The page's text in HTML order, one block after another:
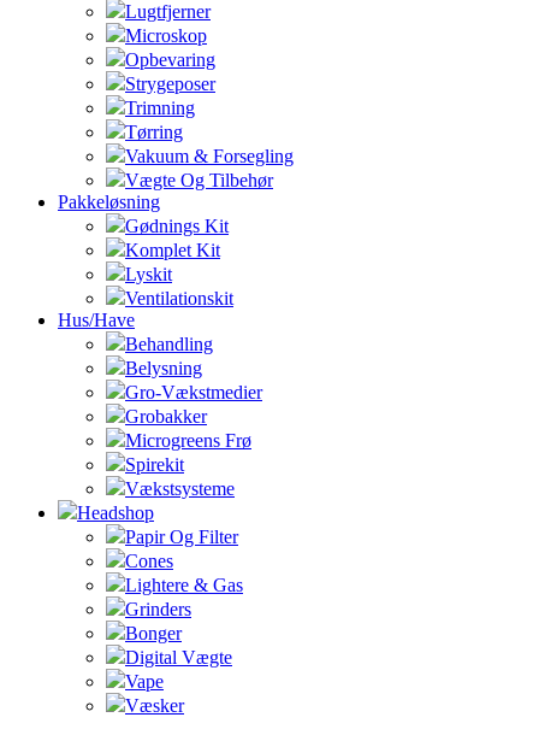
Lugtfjerner
Microskop
Opbevaring
Strygeposer
Trimning
Tørring
Vakuum & Forsegling
Vægte Og Tilbehør
Pakkeløsning
Gødnings Kit
Komplet Kit
Lyskit
Ventilationskit
Hus/Have
Behandling
Belysning
Gro-Vækstmedier
Grobakker
Microgreens Frø
Spirekit
Vækstsysteme
Headshop
Papir Og Filter
Cones
Lightere & Gas
Grinders
Bonger
Digital Vægte
Vape
Væsker